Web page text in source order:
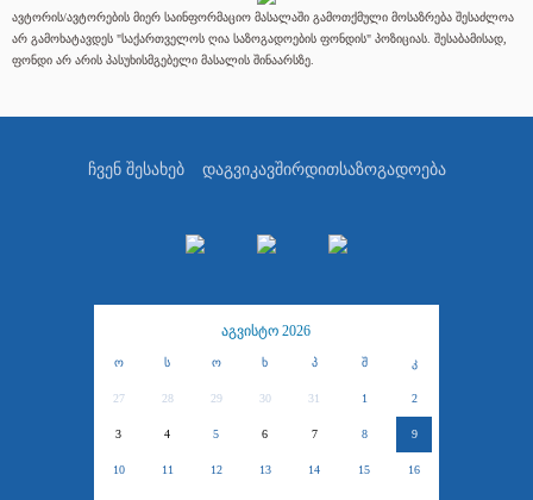
ავტორის/ავტორების მიერ საინფორმაციო მასალაში გამოთქმული მოსაზრება შესაძლოა
არ გამოხატავდეს "საქართველოს ღია საზოგადოების ფონდის" პოზიციას. შესაბამისად,
ფონდი არ არის პასუხისმგებელი მასალის შინაარსზე.
ჩვენ შესახებ დაგვიკავშირდითსაზოგადოება
აგვისტო 2026
ო ს ო ხ პ შ კ
27 28 29 30 31 1 2
3 4 5 6 7 8 9
10 11 12 13 14 15 16